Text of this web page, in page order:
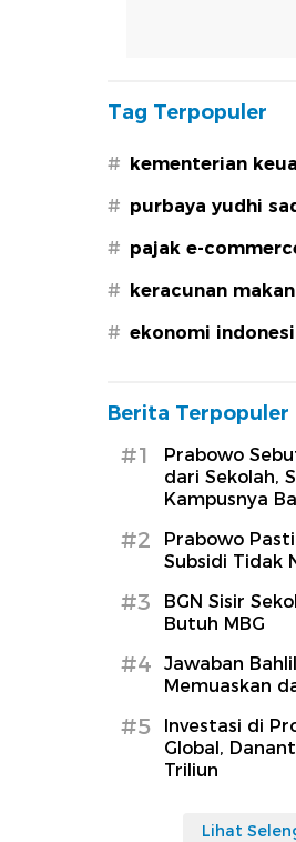
Tag Terpopuler
# kementerian
# purbaya yudhi
# pajak e-
# keracunan
# ekonomi
Berita Terpopuler
#1
Prabowo
dari Sekolah,
Kampusnya
#2
Prabowo
Subsidi Tidak
#3
BGN Sisir
Butuh MBG
#4
Jawaban
Memuaskan
#5
Investasi di
Global,
Triliun
Lihat